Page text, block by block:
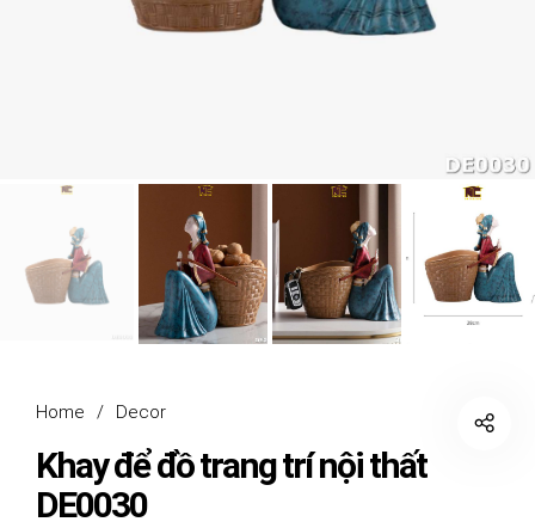
Home / Decor
Khay để đồ trang trí nội thất
DE0030